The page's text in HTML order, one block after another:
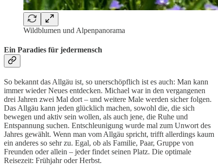
Wildblumen und Alpenpanorama
Ein Paradies für jedermensch
So bekannt das Allgäu ist, so unerschöpflich ist es auch: Man kann
immer wieder Neues entdecken. Michael war in den vergangenen
drei Jahren zwei Mal dort – und weitere Male werden sicher folgen.
Das Allgäu kann jeden glücklich machen, sowohl die, die sich
bewegen und aktiv sein wollen, als auch jene, die Ruhe und
Entspannung suchen. Entschleunigung wurde mal zum Unwort des
Jahres gewählt. Wenn man vom Allgäu spricht, trifft allerdings kaum
ein anderes so sehr zu. Egal, ob als Familie, Paar, Gruppe von
Freunden oder allein – jeder findet seinen Platz. Die optimale
Reisezeit: Frühjahr oder Herbst.